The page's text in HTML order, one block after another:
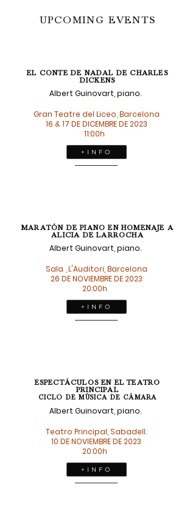
UPCOMING EVENTS
EL CONTE DE NADAL DE CHARLES
DICKENS
Albert Guinovart, piano.
Gran Teatre del Liceo, Barcelona
16 & 17 DE DICEMBRE DE 2023
11:00h
+ I N F O
MARATÓN DE PIANO EN HOMENAJE A
ALICIA DE LARROCHA
Albert Guinovart, piano.
Sala , L'Auditori, Barcelona
26 DE NOVIEMBRE DE 2023
20:00h
+ I N F O
ESPECTÁCULOS EN EL TEATRO
PRINCIPAL
CICLO DE MÚSICA DE CÁMARA
Albert Guinovart, piano.
Teatro Principal, Sabadell.
10 DE NOVIEMBRE DE 2023
20:00h
+ I N F O